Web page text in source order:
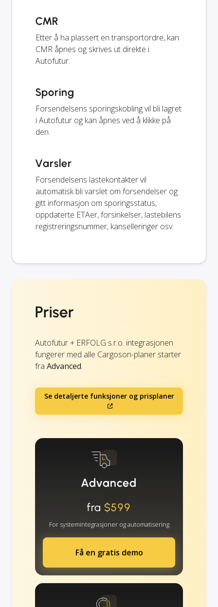
CMR
Etter å ha plassert en transportordre, kan
CMR åpnes og skrives ut direkte i
Autofutur.
Sporing
Forsendelsens sporingskobling vil bli lagret
i Autofutur og kan åpnes ved å klikke på
den.
Varsler
Forsendelsens lastekontakter vil
automatisk bli varslet om forsendelser og
gitt informasjon om sporingsstatus,
oppdaterte ETAer, forsinkelser, lastebilens
registreringsnummer, kanselleringer osv.
Priser
Autofutur + ERFOLG s.r.o. integrasjonen
fungerer med alle Cargoson-planer starter
fra Advanced.
Se detaljerte funksjoner og prisplaner
Advanced
fra $599
For systemintegrasjoner og automatisering
Få en gratis demo